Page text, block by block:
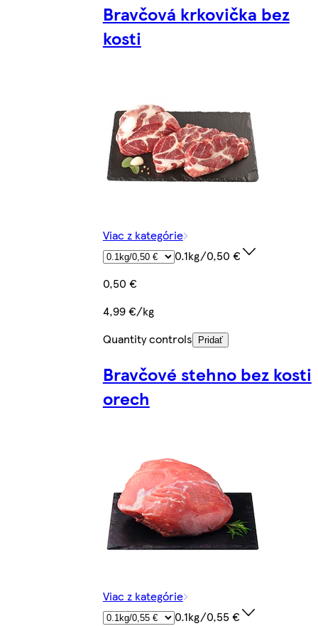
Bravčová krkovička bez
kosti
Viac z kategórie
0.1kg/0,50 €
0,50 €
4,99 €/kg
Quantity controls
Pridať
Bravčové stehno bez kosti
orech
Viac z kategórie
0.1kg/0,55 €